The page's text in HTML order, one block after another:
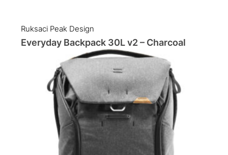
Ruksaci Peak Design
Everyday Backpack 30L v2 – Charcoal